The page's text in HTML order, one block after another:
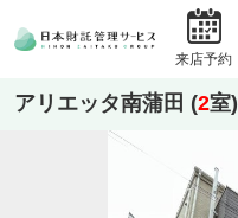
来店予約
アリエッタ南蒲田 (2室)